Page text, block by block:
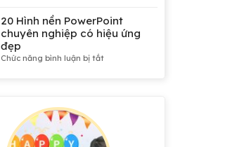
Công
đoàn,
thanh
Hình
nền
PowerPoint
phí
20 Hình nền PowerPoint
chuyên nghiệp có hiệu ứng
đẹp
Chức năng bình luận bị tắtở
có